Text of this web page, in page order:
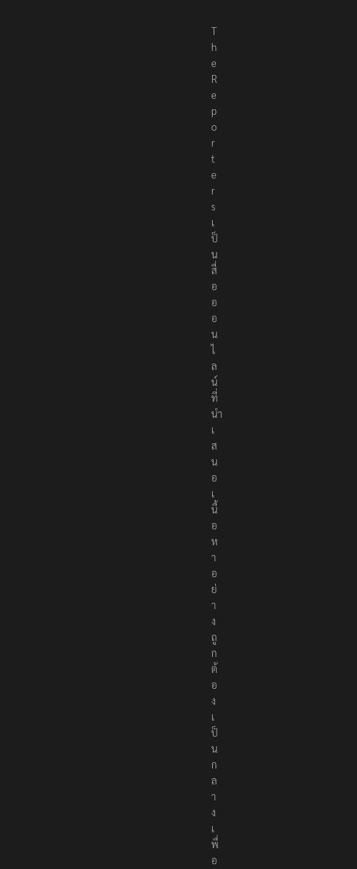
T
h
e
R
e
p
o
r
t
e
r
s
เ
ป็
น
สื่
อ
อ
อ
น
ไ
ล
น์
ที่
นำ
เ
ส
น
อ
เ
นื้
อ
ห
า
อ
ย่
า
ง
ถู
ก
ต้
อ
ง
เ
ป็
น
ก
ล
า
ง
เ
พื่
อ